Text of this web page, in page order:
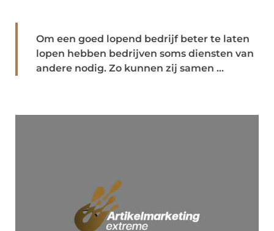
Om een goed lopend bedrijf beter te laten
lopen hebben bedrijven soms diensten van
andere nodig. Zo kunnen zij samen ...